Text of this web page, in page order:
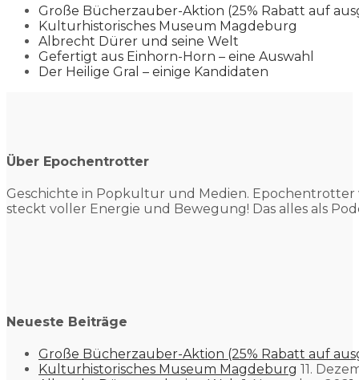
Große Bücherzauber-Aktion (25% Rabatt auf
Kulturhistorisches Museum Magdeburg
Albrecht Dürer und seine Welt
Gefertigt aus Einhorn-Horn – eine Auswahl
Der Heilige Gral – einige Kandidaten
Über Epochentrotter
Geschichte in Popkultur und Medien. Epochentrotter
steckt voller Energie und Bewegung! Das alles als
Neueste Beiträge
Große Bücherzauber-Aktion (25% Rabatt auf
Kulturhistorisches Museum Magdeburg 11.